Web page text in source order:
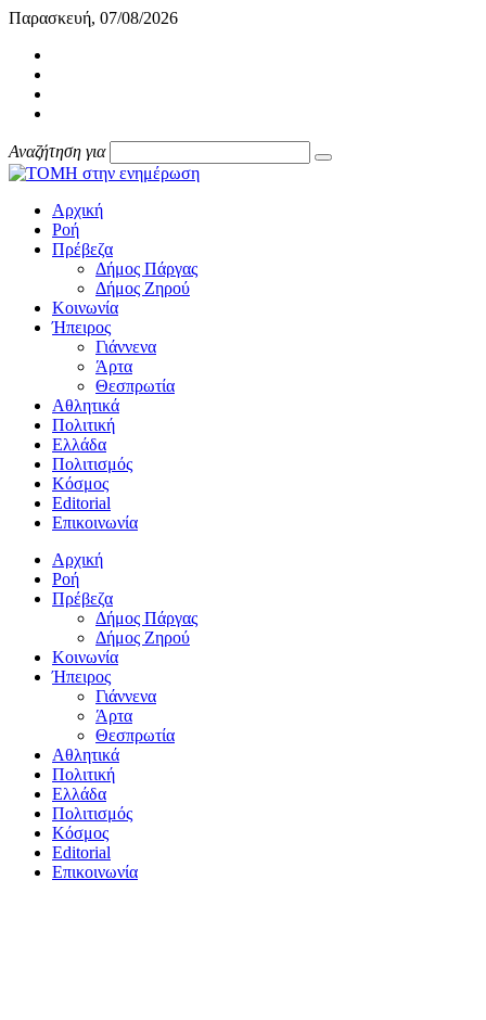
Παρασκευή, 07/08/2026
Αναζήτηση για
Αρχική
Ροή
Πρέβεζα
Δήμος Πάργας
Δήμος Ζηρού
Κοινωνία
Ήπειρος
Γιάννενα
Άρτα
Θεσπρωτία
Αθλητικά
Πολιτική
Ελλάδα
Πολιτισμός
Κόσμος
Editorial
Επικοινωνία
Αρχική
Ροή
Πρέβεζα
Δήμος Πάργας
Δήμος Ζηρού
Κοινωνία
Ήπειρος
Γιάννενα
Άρτα
Θεσπρωτία
Αθλητικά
Πολιτική
Ελλάδα
Πολιτισμός
Κόσμος
Editorial
Επικοινωνία